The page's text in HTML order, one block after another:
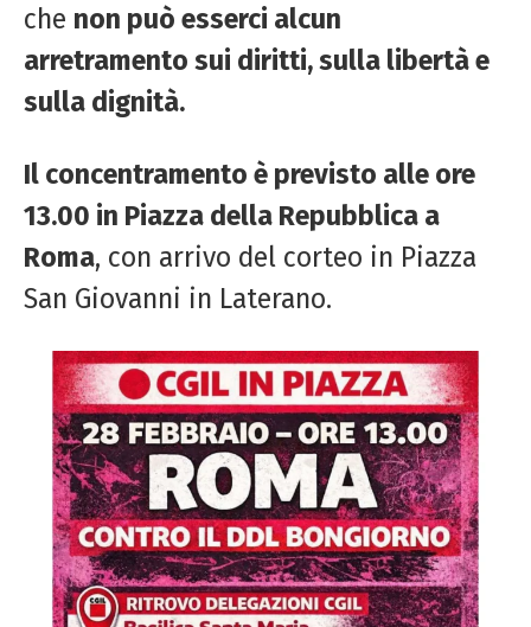
che non può esserci alcun
arretramento sui diritti, sulla libertà e
sulla dignità.
Il concentramento è previsto alle ore
13.00 in Piazza della Repubblica a
Roma, con arrivo del corteo in Piazza
San Giovanni in Laterano.